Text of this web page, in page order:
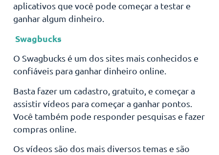
aplicativos que você pode começar a testar e
ganhar algum dinheiro.
Swagbucks
O Swagbucks é um dos sites mais conhecidos e
confiáveis para ganhar dinheiro online.
Basta fazer um cadastro, gratuito, e começar a
assistir vídeos para começar a ganhar pontos.
Você também pode responder pesquisas e fazer
compras online.
Os vídeos são dos mais diversos temas e são